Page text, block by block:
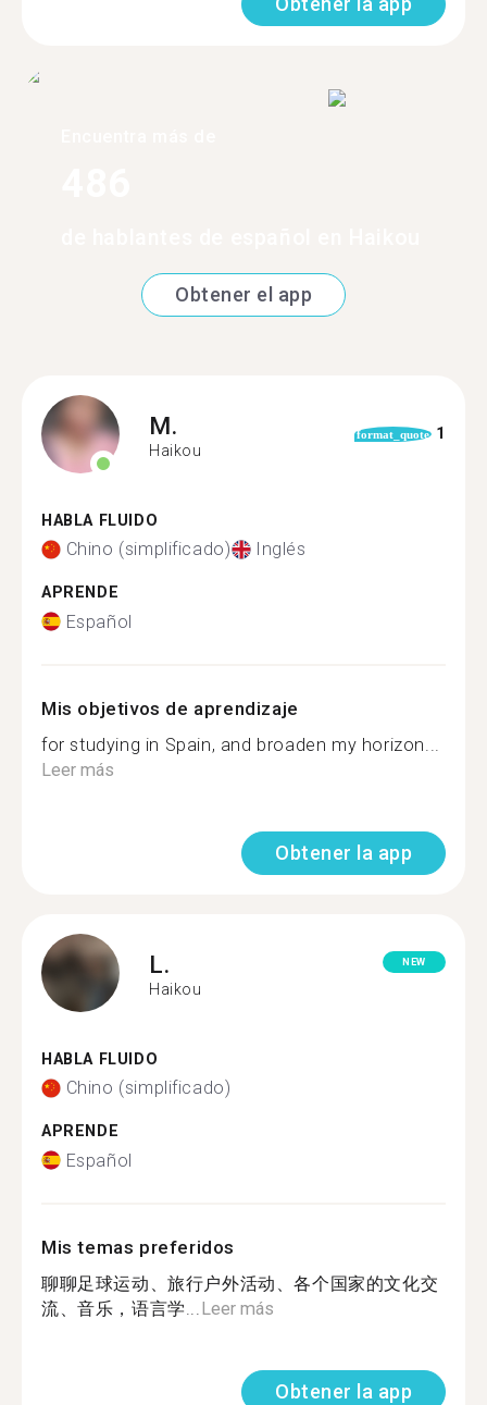
Obtener el app
M.
Haikou
format_quote 1
HABLA FLUIDO
Chino (simplificado) Inglés
APRENDE
Español
Mis objetivos de aprendizaje
for studying in Spain, and broaden my horizon...
Leer más
Obtener la app
L.
Haikou
NEW
HABLA FLUIDO
Chino (simplificado)
APRENDE
Español
Mis temas preferidos
聊聊足球运动、旅行户外活动、各个国家的文化交
流、音乐，语言学... Leer más
Obtener la app